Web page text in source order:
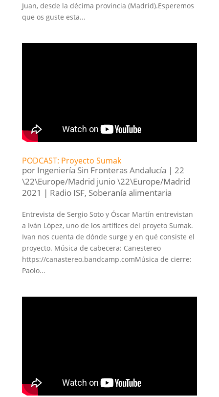
Juan, desde la décima provincia (Madrid).Esperemos
que os guste esta...
PODCAST: Proyecto Sumak
por Ingeniería Sin Fronteras Andalucía | 22
\22\Europe/Madrid junio \22\Europe/Madrid
2021 | Radio ISF, Soberanía alimentaria
Entrevista de Sergio Soto y Óscar Martín entrevistan
a Iván López, uno de los artífices del proyeto Sumak.
Ivan nos cuenta de dónde surge y en qué consiste el
proyecto. Música de cabecera: Canestereo
https://canastereo.bandcamp.comMúsica de cierre:
Paolo...